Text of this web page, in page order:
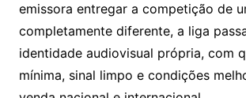
emissora entregar a competição de
completamente diferente, a liga
identidade audiovisual própria, com
mínima, sinal limpo e condições